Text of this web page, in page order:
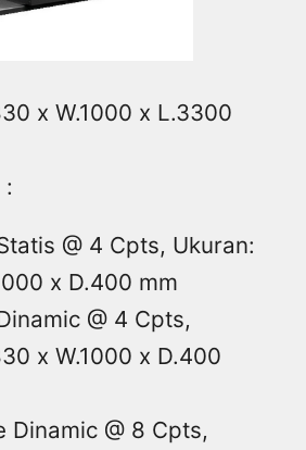
x W.1000 x L.3300
@ 4 Cpts, Ukuran:
x D.400 mm
@ 4 Cpts,
x W.1000 x D.400
Dinamic @ 8 Cpts,